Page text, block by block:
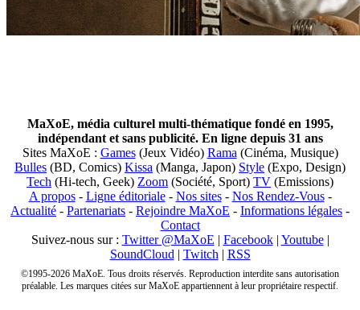
MaXoE, média culturel multi-thématique fondé en 1995,
indépendant et sans publicité. En ligne depuis 31 ans
Sites MaXoE : Games(Jeux Vidéo) Rama (Cinéma, Musique)
Bulles (BD, Comics) Kissa (Manga, Japon) Style (Expo, Design)
Tech (Hi-tech, Geek) Zoom (Société, Sport) TV (Emissions)
A propos- Ligne éditoriale- Nos sites- Nos Rendez-Vous-
Actualité - Partenariats - Rejoindre MaXoE - Informations légales -
Contact
Suivez-nous sur : Twitter @MaXoE | Facebook| Youtube|
SoundCloud | Twitch | RSS
©1995-2026 MaXoE. Tous droits réservés. Reproduction interdite sans autorisation
préalable. Les marques citées sur MaXoE appartiennent à leur propriétaire respectif.